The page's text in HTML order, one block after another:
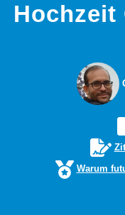
Hochzeit
Warum